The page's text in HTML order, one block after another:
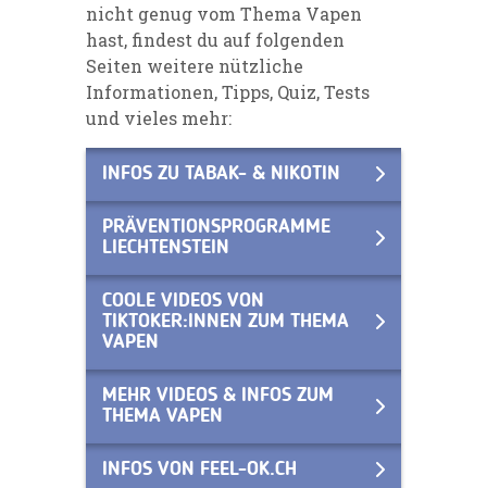
nicht genug vom Thema Vapen
hast, findest du auf folgenden
Seiten weitere nützliche
Informationen, Tipps, Quiz, Tests
und vieles mehr:
INFOS ZU TABAK- & NIKOTIN
PRÄVENTIONSPROGRAMME
LIECHTENSTEIN
COOLE VIDEOS VON
TIKTOKER:INNEN ZUM THEMA
VAPEN
MEHR VIDEOS & INFOS ZUM
THEMA VAPEN
INFOS VON FEEL-OK.CH